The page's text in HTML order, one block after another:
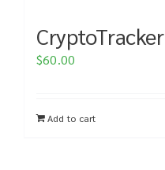
CryptoTracker
$60.00
Add to cart